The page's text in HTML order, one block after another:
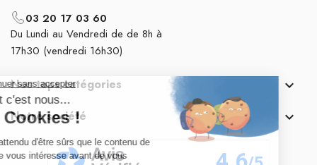
03 20 17 03 60
Du Lundi au Vendredi de de 8h à
17h30 (vendredi 16h30)
Nos tops catégories 
Notre société 